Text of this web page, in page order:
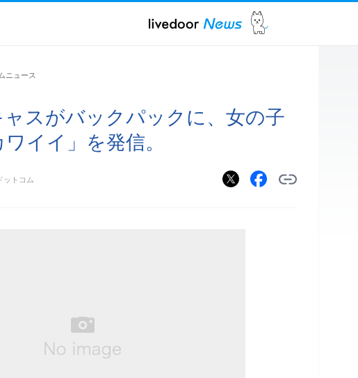
ニュース
ャスがバックパックに、女の子
イイ」を発信。
ットコム